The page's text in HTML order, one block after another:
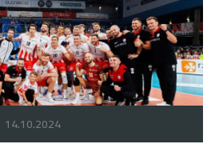
14.10.2024